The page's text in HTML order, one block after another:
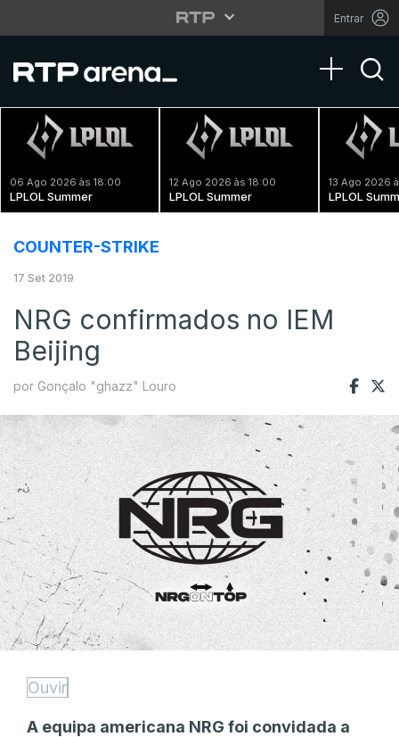
Entrar
Toggle
06 Ago 2026 às 18:00
LPLOL Summer
12 Ago 2026 às 18:00
LPLOL Summer
13 Ago 2026
LPLOL
COUNTER-STRIKE
17 Set 2019
NRG confirmados no IEM
Beijing
por Gonçalo "ghazz" Louro
Ouvir
A equipa americana NRG foi convidada a